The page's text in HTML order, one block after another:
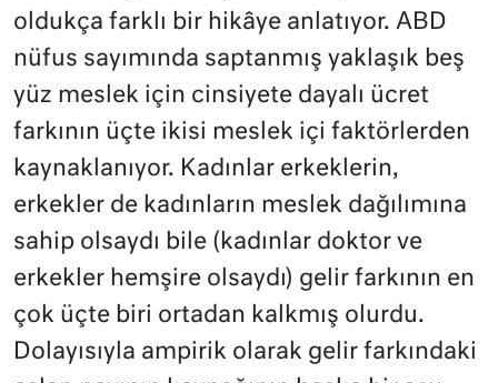
oldukça farklı bir hikâye anlatıyor. ABD
nüfus sayımında saptanmış yaklaşık beş
yüz meslek için cinsiyete dayalı ücret
farkının üçte ikisi meslek içi faktörlerden
kaynaklanıyor. Kadınlar erkeklerin,
erkekler de kadınların meslek dağılımına
sahip olsaydı bile (kadınlar doktor ve
erkekler hemşire olsaydı) gelir farkının en
çok üçte biri ortadan kalkmış olurdu.
Dolayısıyla ampirik olarak gelir farkındaki